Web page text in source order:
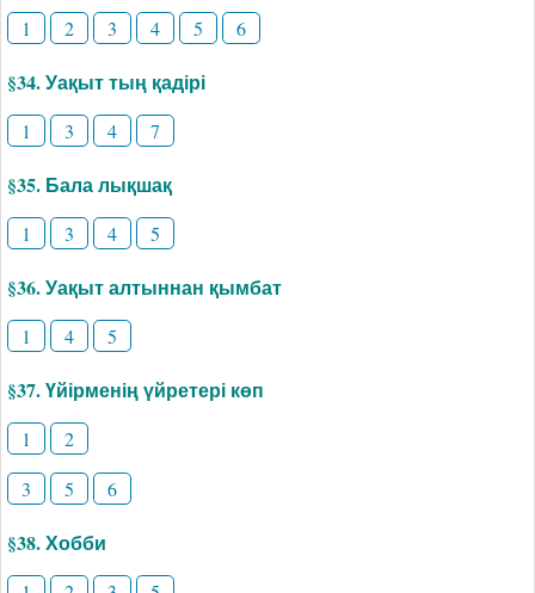
1 2 3 4 5 6
§34. Уақыт тың қадірі
1 3 4 7
§35. Бала лықшақ
1 3 4 5
§36. Уақыт алтыннан қымбат
1 4 5
§37. Үйірменің үйретері көп
1
2
3
5 6
§38. Хобби